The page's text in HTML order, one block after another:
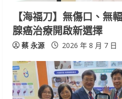
n
g
【海福刀】無傷口、無
腺癌治療開啟新選擇
蔡 永源 2026 年 8 月 7 日